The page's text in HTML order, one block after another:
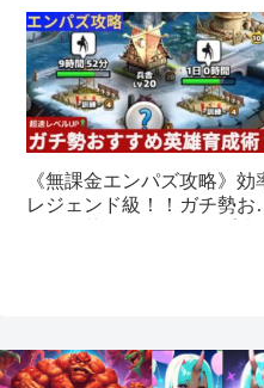
《無課金エンパズ攻略》効
レジェンド級！！ガチ勢お